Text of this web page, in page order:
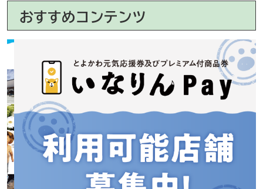
おすすめコンテンツ